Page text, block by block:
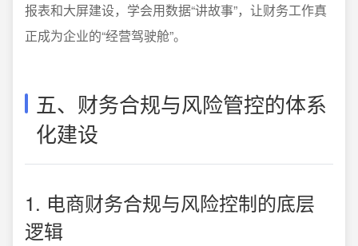
报表和大屏建设，学会用数据“讲故事”，让财务工作真
正成为企业的“经营驾驶舱”。
五、财务合规与风险管控的体系
化建设
1. 电商财务合规与风险控制的底层
逻辑